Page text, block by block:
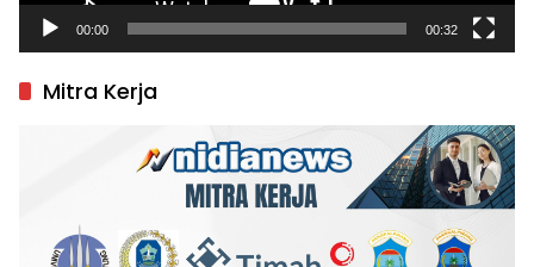
00:00 00:32
Mitra Kerja